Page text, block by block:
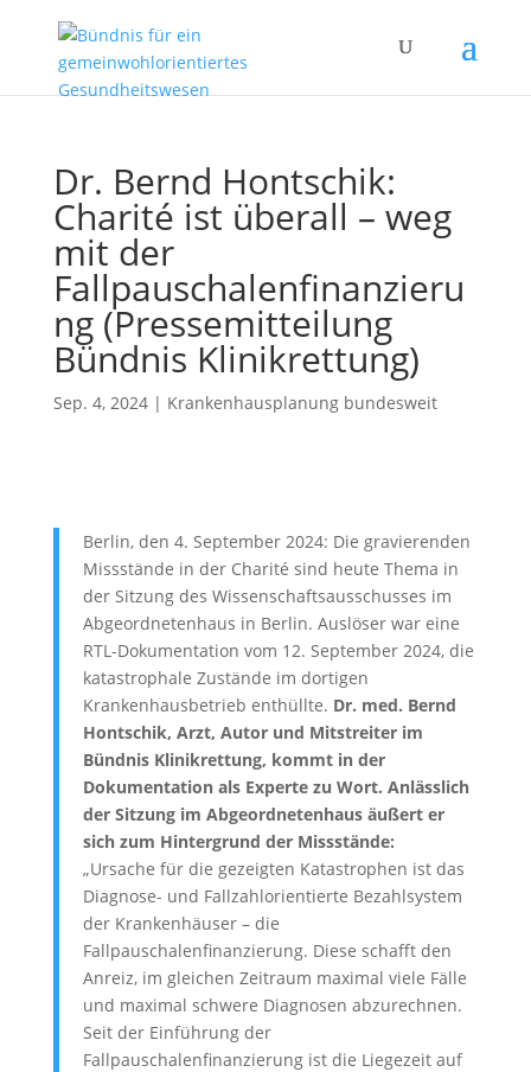
Dr. Bernd Hontschik:
Charité ist überall – weg
mit der
Fallpauschalenfinanzieru
ng (Pressemitteilung
Bündnis Klinikrettung)
Sep. 4, 2024| Krankenhausplanung bundesweit
Berlin, den 4. September 2024: Die gravierenden
Missstände in der Charité sind heute Thema in
der Sitzung des Wissenschaftsausschusses im
Abgeordnetenhaus in Berlin. Auslöser war eine
RTL-Dokumentation vom 12. September 2024, die
katastrophale Zustände im dortigen
Krankenhausbetrieb enthüllte. Dr. med. Bernd
Hontschik, Arzt, Autor und Mitstreiter im
Bündnis Klinikrettung, kommt in der
Dokumentation als Experte zu Wort. Anlässlich
der Sitzung im Abgeordnetenhaus äußert er
sich zum Hintergrund der Missstände:
„Ursache für die gezeigten Katastrophen ist das
Diagnose- und Fallzahlorientierte Bezahlsystem
der Krankenhäuser – die
Fallpauschalenfinanzierung. Diese schafft den
Anreiz, im gleichen Zeitraum maximal viele Fälle
und maximal schwere Diagnosen abzurechnen.
Seit der Einführung der
Fallpauschalenfinanzierung ist die Liegezeit auf